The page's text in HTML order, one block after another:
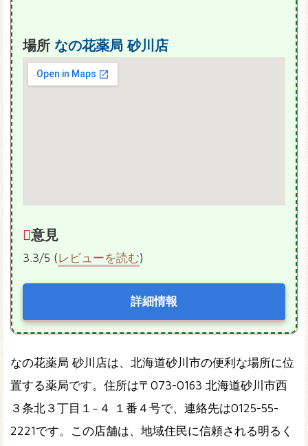
場所 なの花薬局 砂川店
意見
3.3/5 (レビューを読む)
詳細情報
なの花薬局 砂川店は、北海道砂川市の便利な場所に位
置する薬局です。住所は〒073-0163 北海道砂川市西
３条北３丁目１−４ １番４号で、連絡先は0125-55-
2221です。この店舗は、地域住民に信頼される明るく